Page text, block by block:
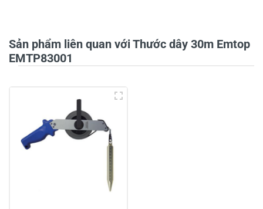
Tiêu đề của nhận xét
Sản phẩm liên quan với Thước dây 30m Emtop
EMTP83001